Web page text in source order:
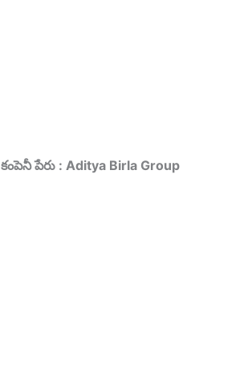
కంపెనీ పేరు : Aditya Birla Group